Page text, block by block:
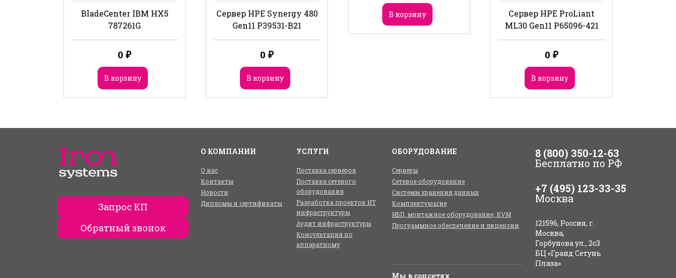
BladeCenter IBM HX5
787261G
0 ₽
В корзину
Сервер HPE Synergy 480
Gen11 P39531-B21
0 ₽
В корзину
В корзину
Сервер HPE ProLiant
ML30 Gen11 P65096-421
0 ₽
В корзину
Запрос КП
Обратный звонок
О КОМПАНИИ
О нас
Контакты
Новости
Дипломы и сертификаты
УСЛУГИ
Поставка серверов
Поставка сетевого
оборудования
Разработка проектов ИТ
инфраструктуры
Аудит инфраструктуры
Консультация по
аппаратному
ОБОРУДОВАНИЕ
Серверы
Сетевое оборудование
Системы хранения данных
Комплектующие
ИБП, монтажное оборудование, KVM
Программное обеспечение и лицензии
Мы в соцсетях
8 (800) 350-12-63
Бесплатно по РФ
+7 (495) 123-33-35
Москва
121596, Россия, г.
Москва,
Горбунова ул., 2с3
БЦ «Гранд Сетунь
Плаза»